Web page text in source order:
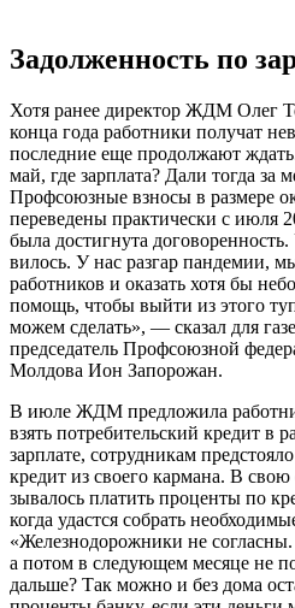
Задолженность по
Хотя ранее директор ЖДМ Олег
конца года работники получат
послед­ние еще продолжают
май, где зарплата? Дали тогда за
Профсоюзные взносы в размере
переведены практически с июля
была достигнута
вилось. У нас разгар пандемии,
работников и оказать хотя бы
помощь, чтобы выйти из этого
можем сделать», — сказал для
председатель Профсоюзной
Молдова Ион Запорожан.
В июле ЖДМ предложила
взять потребитель­ский кредит в
зарплате, сотрудникам
кредит из своего кар­мана. В
зывалось платить проценты по
когда удастся собрать
«Железнодорожники не согласны.
а потом в следующем месяце не
дальше? Так можно и без дома